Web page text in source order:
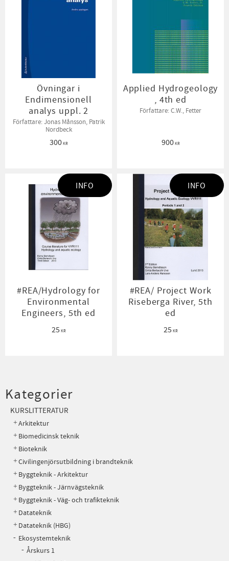
Övningar i
Endimensionell
analys uppl. 2
Författare: Jonas Månsson, Patrik
Nordbeck
300KR
Applied Hydrogeology
, 4th ed
Författare: C.W., Fetter
900KR
#REA/Hydrology for
Environmental
Engineers, 5th ed
25 KR
INFO
#REA/ Project Work
Riseberga River, 5th
ed
25 KR
INFO
Kategorier
KURSLITTERATUR
Arkitektur
Biomedicinsk teknik
Bioteknik
Civilingenjörsutbildning i brandteknik
Byggteknik - Arkitektur
Byggteknik - Järnvägsteknik
Byggteknik - Väg- och trafikteknik
Datateknik
Datateknik (HBG)
Ekosystemteknik
Årskurs 1